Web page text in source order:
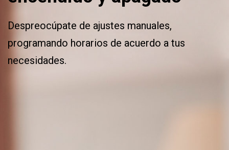
Despreocúpate de ajustes manuales,
programando horarios de acuerdo a tus
necesidades.